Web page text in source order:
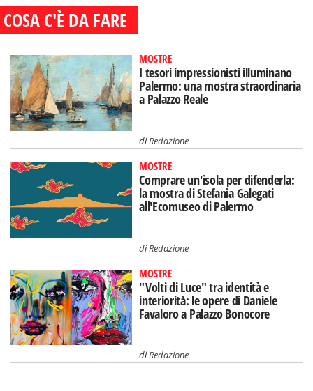
COSA C'È DA FARE
MOSTRE
I tesori impressionisti illuminano
Palermo: una mostra straordinaria
a Palazzo Reale
diRedazione
MOSTRE
Comprare un'isola per difenderla:
la mostra di Stefania Galegati
all'Ecomuseo di Palermo
diRedazione
MOSTRE
"Volti di Luce" tra identità e
interiorità: le opere di Daniele
Favaloro a Palazzo Bonocore
diRedazione